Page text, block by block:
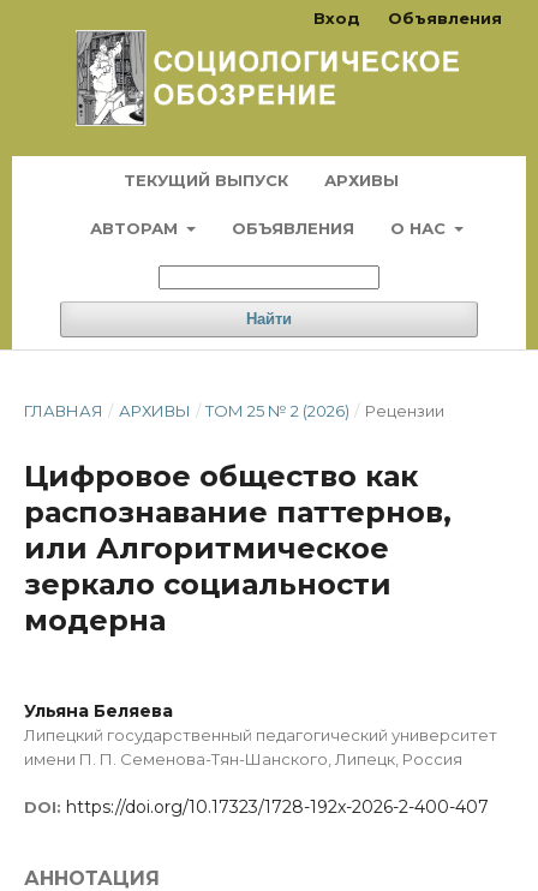
ТЕКУЩИЙ ВЫПУСК АРХИВЫ
АВТОРАМ ОБЪЯВЛЕНИЯ О НАС
Найти
Вход Объявления
ГЛАВНАЯ / АРХИВЫ / ТОМ 25 № 2 (2026) / Рецензии
Цифровое общество как
распознавание паттернов,
или Алгоритмическое
зеркало социальности
модерна
Ульяна Беляева
Липецкий государственный педагогический университет
имени П. П. Семенова-Тян-Шанского, Липецк, Россия
DOI: https://doi.org/10.17323/1728-192x-2026-2-400-407
АННОТАЦИЯ